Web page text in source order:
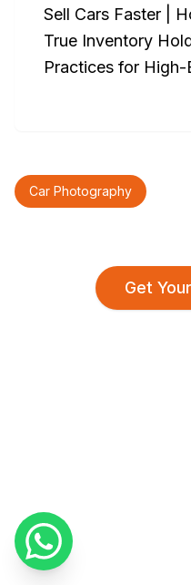
Sell Cars Faster |
True Inventory
Practices for
Car Photography
Get